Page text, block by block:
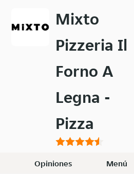
menú
Mixto
Pizzeria Il
Forno A
Legna -
Pizza
Opiniones Menú